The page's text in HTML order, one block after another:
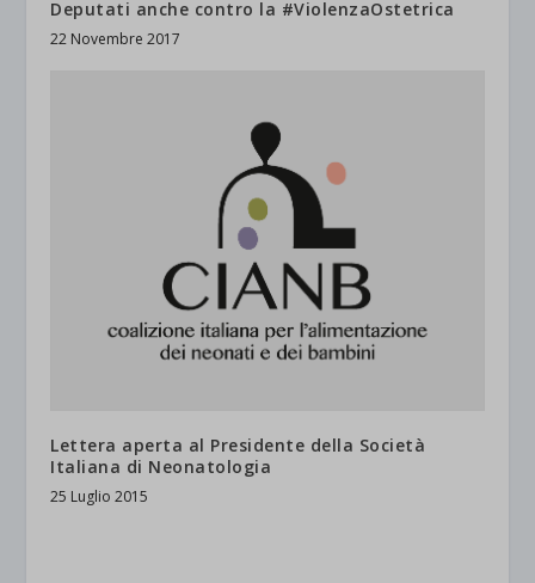
Deputati anche contro la #ViolenzaOstetrica
22 Novembre 2017
Lettera aperta al Presidente della Società
Italiana di Neonatologia
25 Luglio 2015